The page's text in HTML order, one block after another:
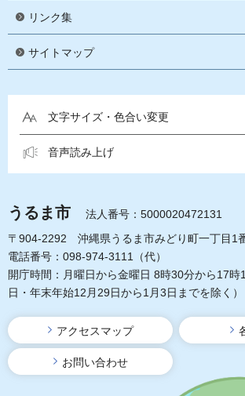
リンク集
サイトマップ
文字サイズ・色合い変更
音声読み上げ
うるま市
法人番号：5000020472131
〒904-2292 沖縄県うるま市みどり町一丁目1
電話番号：098-974-3111（代）
開庁時間：月曜日から金曜日 8時30分から17時
日・年末年始12月29日から1月3日までを除く）
アクセスマップ
お問い合わせ